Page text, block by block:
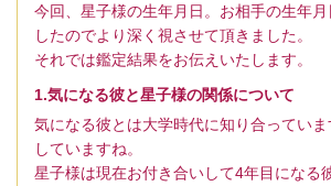
今回、星子様の生年月日。お相手の生年月
したのでより深く視させて頂きました。
それでは鑑定結果をお伝えいたします。
1.気になる彼と星子様の関係について
気になる彼とは大学時代に知り合ってい
していますね。
星子様は現在お付き合いして4年目になる